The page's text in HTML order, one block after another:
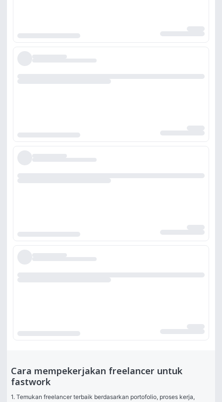
Cara mempekerjakan freelancer untuk
fastwork
1. Temukan freelancer terbaik berdasarkan portofolio, proses kerja,